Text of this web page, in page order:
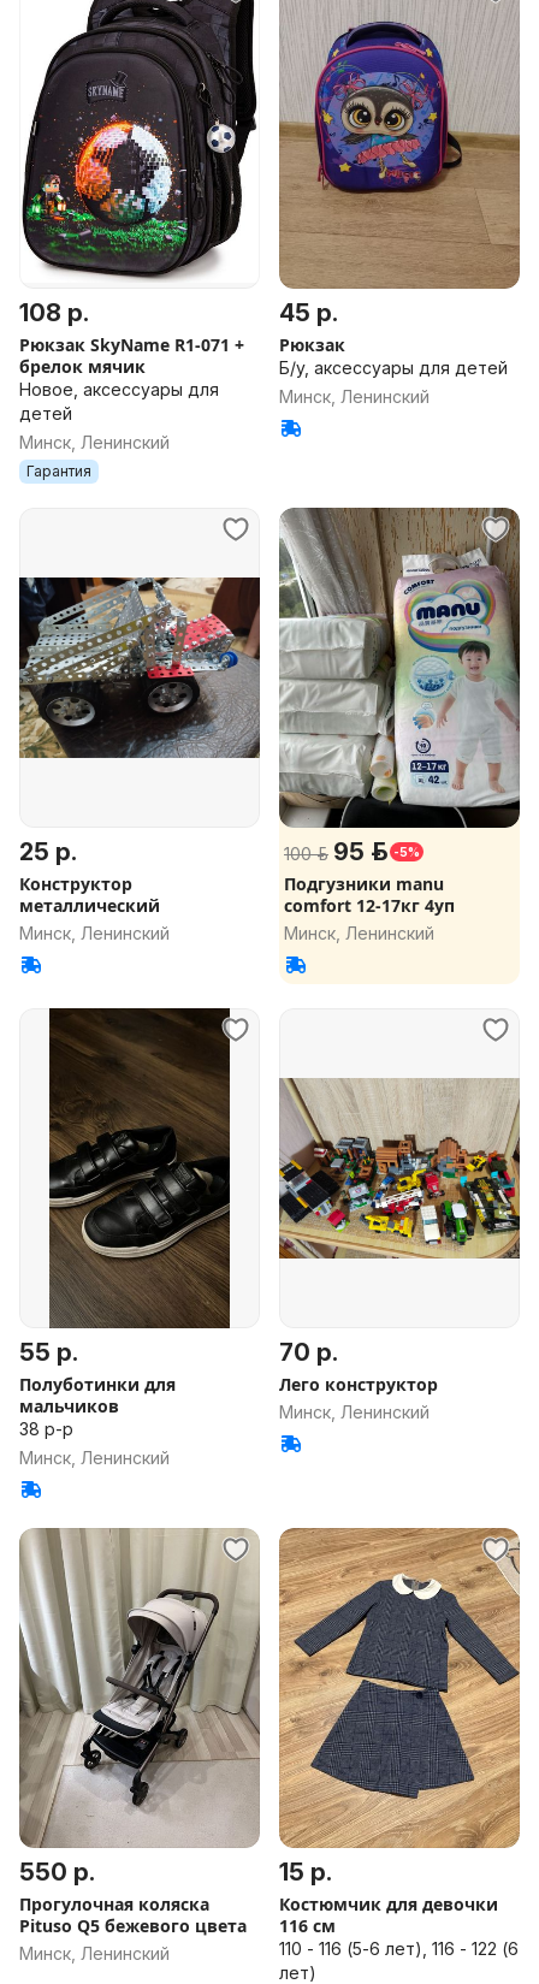
108 р.
Рюкзак SkyName R1-071 +
брелок мячик
Новое, аксессуары для
детей
Минск, Ленинский
Гарантия
45 р.
Рюкзак
Б/у, аксессуары для детей
Минск, Ленинский
25 р.
Конструктор
металлический
Минск, Ленинский
100 р. 95 р. -5%
Подгузники manu
comfort 12-17кг 4уп
Минск, Ленинский
55 р.
Полуботинки для
мальчиков
38 р-р
Минск, Ленинский
70 р.
Лего конструктор
Минск, Ленинский
550 р.
Прогулочная коляска
Pituso Q5 бежевого цвета
Минск, Ленинский
15 р.
Костюмчик для девочки
116 см
110 - 116 (5-6 лет), 116 - 122 (6
лет)